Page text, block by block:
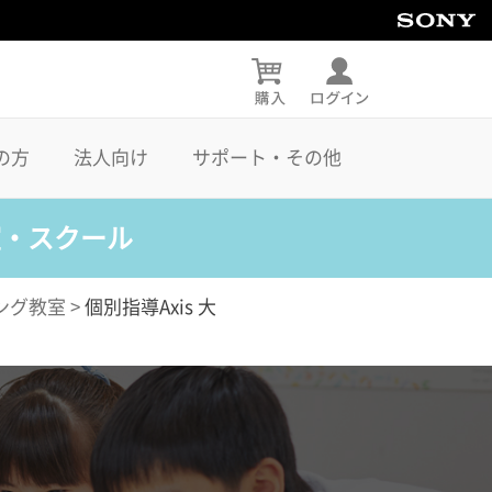
方 法人向け サポート・その他
スクール
グ教室 > 個別指導Axis 大